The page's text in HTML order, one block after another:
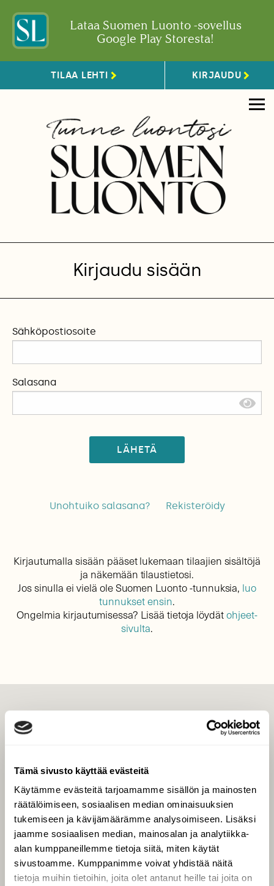
Tämä sivusto käyttää evästeitä
Käytämme evästeitä tarjoamamme sisällön ja mainosten
räätälöimiseen, sosiaalisen median ominaisuuksien
tukemiseen ja kävijämäärämme analysoimiseen. Lisäksi
jaamme sosiaalisen median, mainosalan ja analytiikka-
alan kumppaneillemme tietoja siitä, miten käytät
sivustoamme. Kumppanimme voivat yhdistää näitä
tietoja muihin tietoihin, joita olet antanut heille tai joita on
Lataa Suomen Luonto -sovellus
Google Play Storesta!
TILAA LEHTI KIRJAUDU
Kirjaudu sisään
Sähköpostiosoite
Salasana
LÄHETÄ
Unohtuiko salasana? Rekisteröidy
Kirjautumalla sisään pääset lukemaan tilaajien sisältöjä
ja näkemään tilaustietosi.
Jos sinulla ei vielä ole Suomen Luonto -tunnuksia, luo
tunnukset ensin.
Ongelmia kirjautumisessa? Lisää tietoja löydätohjeet-
sivulta.
Tilaa digilukuoikeus
Äänestä parasta juttua
Tilaa uutiskirje
SUOMEN LUONNON­
SUOJELU­LIITTO